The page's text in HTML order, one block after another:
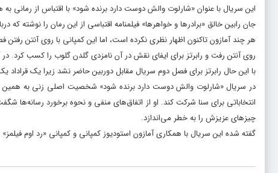
این سریال با عنوان «شارلوت والش دوست دارد برنده شود» با اقتباس از رمانی
جان رابین خالق «برادرها و خواهرها» فیلمنامه اقتباسی از این رمان را نوشته که
روی آنتن رفت و رابرتز برای ایفای نقش در آن نامزدی گلدن گلوب را کسب کرد.
با این حال رابرتز برای فصل دوم سریال مقابل دوربین حاضر نشد زیرا یک قراداد
در سریال «شارلوت والش دوست دارد برنده شود» شخصیت اصلی زنی به همین
انتخاباتی برای سنا شرکت کند. او از اتفاق‌های منفی و نحوه برخورد رسانه‌ها
چیزهای عزیزش را به خطر می‌اندازد.
گفته شده این سریال با همکاری آمازون استودیوز کمپانی و کمپانی «رد اوم